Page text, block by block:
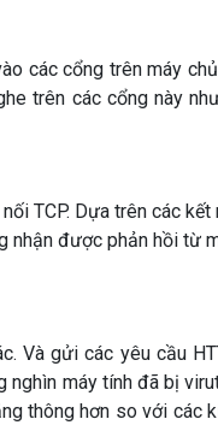
các cổng trên máy
trên các cổng này
TCP. Dựa trên các kết
nhận được phản hồi từ
Và gửi các yêu cầu
nghìn máy tính đã bị
thông hơn so với các